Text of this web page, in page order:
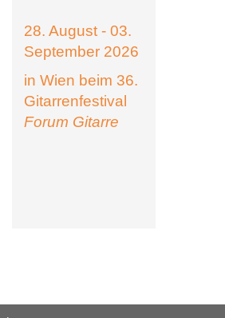
28. August - 03.
September 2026
in Wien beim 36.
Gitarrenfestival
Forum Gitarre